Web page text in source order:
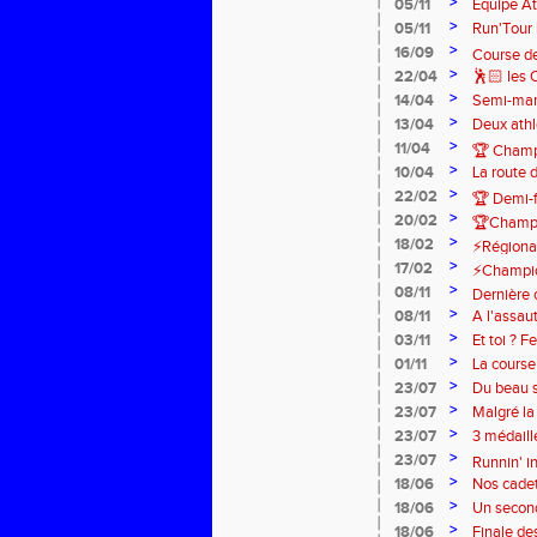
05/11
Equipe
05/11
>
16/09
>
Course
22/04
>
🕺🏻 les
14/04
>
Semi-
13/04
>
Deux
11/04
>
🏆
10/04 >
La route
22/02
>
🏆
20/02
>
18/02
>
17/02
>
08/11
>
Dernière
08/11
>
A
💪🏼
03/11 >
Et toi ?
01/11
>
La
23/07 >
Du beau
23/07
>
Malgré
à Billy-
23/07 >
3
23/07 >
Runnin'
18/06
>
Nos
Zone
18/06 >
Un
18/06
> Finale